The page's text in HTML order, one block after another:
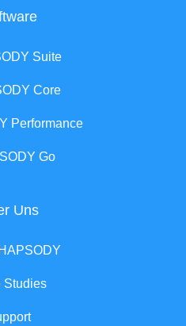
Suite
Core
Performance
Go
Uns
Studies